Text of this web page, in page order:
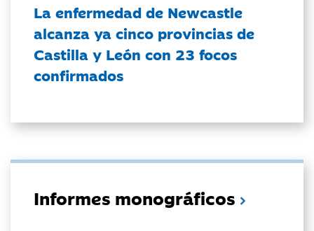
La enfermedad de Newcastle
alcanza ya cinco provincias de
Castilla y León con 23 focos
confirmados
Informes monográficos